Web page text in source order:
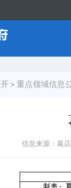
> 重点领域信息
信息来源：葛